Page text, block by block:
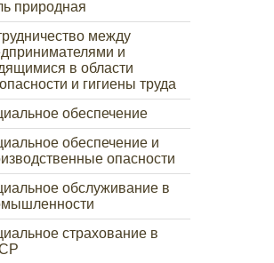
природная
между
и
в области
и гигиены труда
обеспечение
обеспечение и
опасности
обслуживание в
страхование в